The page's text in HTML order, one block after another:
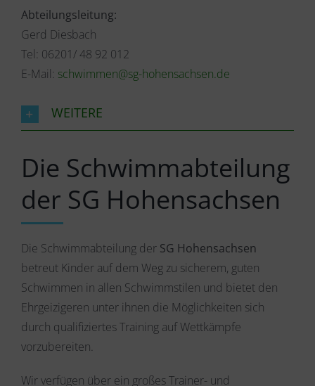
Abteilungsleitung:
Gerd Diesbach
Tel: 06201/ 48 92 012
E-Mail: schwimmen@sg-hohensachsen.de
WEITERE
Die Schwimmabteilung
der SG Hohensachsen
Die Schwimmabteilung der SG Hohensachsen
betreut Kinder auf dem Weg zu sicherem, guten
Schwimmen in allen Schwimmstilen und bietet den
Ehrgeizigeren unter ihnen die Möglichkeiten sich
durch qualifiziertes Training auf Wettkämpfe
vorzubereiten.
Wir verfügen über ein großes Trainer- und